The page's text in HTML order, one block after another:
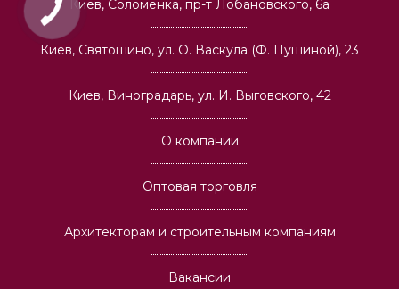
Киев, Соломенка, пр-т Лобановского, 6а
Киев, Святошино, ул. О. Васкула (Ф. Пушиной), 23
Киев, Виноградарь, ул. И. Выговского, 42
О компании
Оптовая торговля
Архитекторам и строительным компаниям
Вакансии